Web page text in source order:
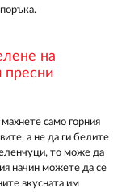
на
пресни
само горния
а не да ги белите
то може да
начин можете да се
вкусната им